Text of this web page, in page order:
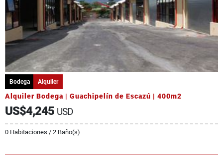
Bodega Alquiler
Alquiler Bodega | Guachipelín de Escazú | 400m2
US$4,245 USD
0 Habitaciones / 2 Baño(s)